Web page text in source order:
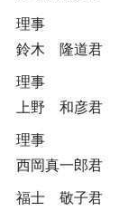
理事
鈴木 隆道君
理事
上野 和彦君
理事
西岡真一郎君
福士 敬子君